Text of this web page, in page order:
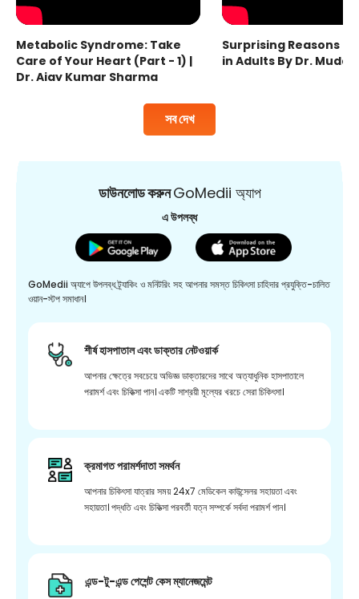
সব দেখ
Metabolic Syndrome: Take
Care of Your Heart (Part - 1) |
Dr. Ajay Kumar Sharma
Surprising Reasons
in Adults By Dr.
ডাউনলোড করুনGoMedii অ্যাপ
এ উপলব্ধ
GoMedii অ্যাপে উপলব্ধ ট্র্যাকিং ও মনিটরিং সহ আপনার সমস্ত চিকিৎসা চাহিদার প্রযুক্তি-চালিত
ওয়ান-স্টপ সমাধান।
শীর্ষ হাসপাতাল এবং ডাক্তার নেটওয়ার্ক
আপনার ক্ষেত্রে সবচেয়ে অভিজ্ঞ ডাক্তারদের সাথে অত্যাধুনিক হাসপাতালে
পরামর্শ এবং চিকিত্সা পান। একটি সাশ্রয়ী মূল্যের খরচে সেরা চিকিৎসা।
ক্রমাগত পরামর্শদাতা সমর্থন
আপনার চিকিৎসা যাত্রার সময় 24x7 মেডিকেল কাউন্সেলর সহায়তা এবং
সহায়তা। পদ্ধতি এবং চিকিত্সা পরবর্তী যত্ন সম্পর্কে সর্বদা পরামর্শ পান।
এন্ড-টু-এন্ড পেশেন্ট কেস ম্যানেজমেন্ট